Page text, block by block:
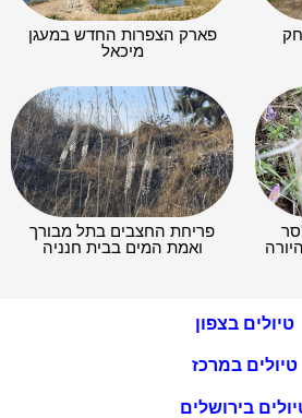
פארק הצפרות החדש במעגן
מיכאל
פריחת החצבים בתל מבורך
ואמת המים בבית חנניה
טיולים בצפון
טיולים במרכז
בירושלים